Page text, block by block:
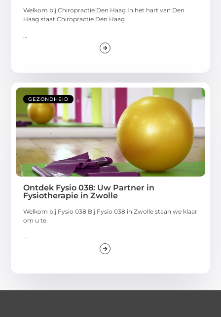
Welkom bij Chiropractie Den Haag In het hart van Den
Haag staat Chiropractie Den Haag
GEZONDHEID
Ontdek Fysio 038: Uw Partner in
Fysiotherapie in Zwolle
Welkom bij Fysio 038 Bij Fysio 038 in Zwolle staan we klaar
om u te